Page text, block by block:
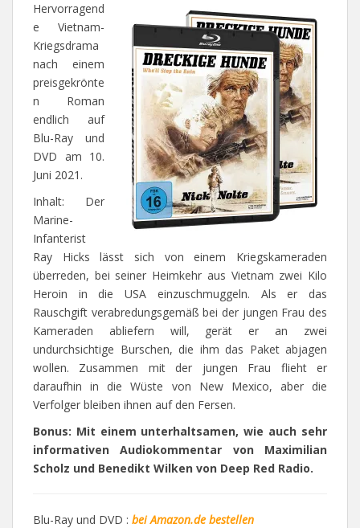
Hervorragend
e Vietnam-
Kriegsdrama
nach einem
preisgekrönte
n Roman
endlich auf
Blu-Ray und
DVD am 10.
Juni 2021.
Inhalt: Der
Marine-
Infanterist
Ray Hicks lässt sich von einem Kriegskameraden
überreden, bei seiner Heimkehr aus Vietnam zwei Kilo
Heroin in die USA einzuschmuggeln. Als er das
Rauschgift verabredungsgemäß bei der jungen Frau des
Kameraden abliefern will, gerät er an zwei
undurchsichtige Burschen, die ihm das Paket abjagen
wollen. Zusammen mit der jungen Frau flieht er
daraufhin in die Wüste von New Mexico, aber die
Verfolger bleiben ihnen auf den Fersen.
Bonus: Mit einem unterhaltsamen, wie auch sehr
informativen Audiokommentar von Maximilian
Scholz und Benedikt Wilken von Deep Red Radio.
Blu-Ray und DVD : bei Amazon.de bestellen